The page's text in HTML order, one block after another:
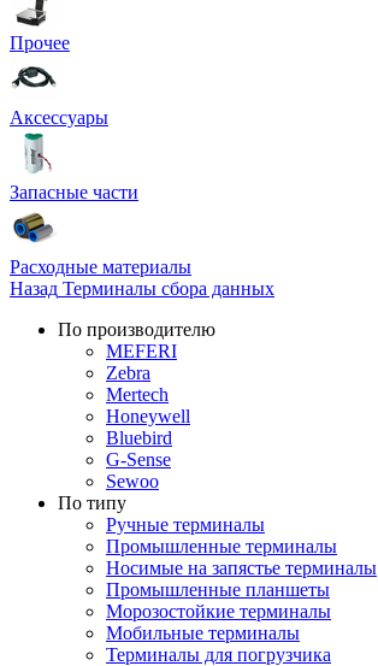
Прочее
Аксессуары
Запасные части
Расходные материалы
Назад Терминалы сбора данных
По производителю
MEFERI
Zebra
Mertech
Honeywell
Bluebird
G-Sense
Sewoo
По типу
Ручные терминалы
Промышленные терминалы
Носимые на запястье терминалы
Промышленные планшеты
Морозостойкие терминалы
Мобильные терминалы
Терминалы для погрузчика